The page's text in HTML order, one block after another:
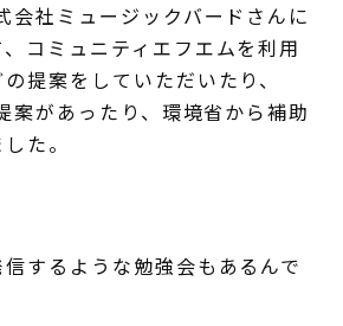
会社ミュージックバードさんに
コミュニティエフエムを利用
提案をしていただいたり、
案があったり、環境省から補助
た。
するような勉強会もあるんで